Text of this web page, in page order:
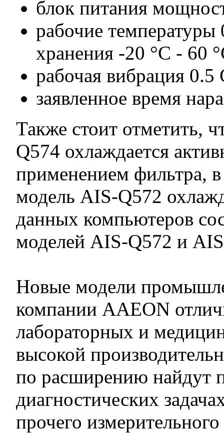
блок питания
рабочие
хранения -20 °C - 60
рабочая вибрация
заявленное время
Также стоит отметить,
Q574 охлаждается
применением фильтра, в
модель AIS-Q572
данных компьютеров
моделей AIS-Q572 и
Новые модели
компании AAEON
лабораторных и
высокой
по расширению найдут
диагностических
прочего